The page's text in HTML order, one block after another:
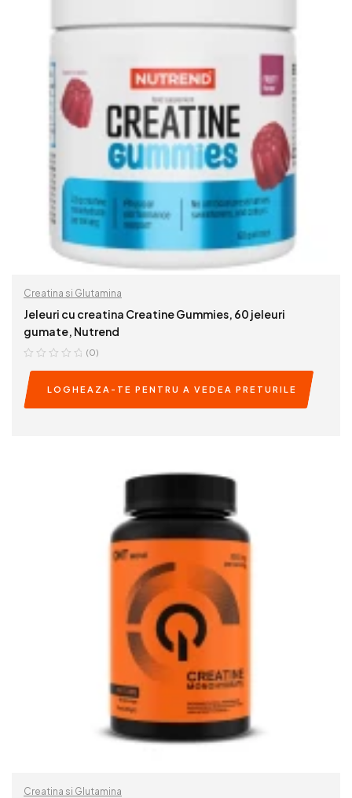
Creatina si Glutamina
Jeleuri cu creatina Creatine Gummies, 60 jeleuri
gumate, Nutrend
(0)
LOGHEAZA-TE PENTRU A VEDEA PRETURILE
Creatina si Glutamina